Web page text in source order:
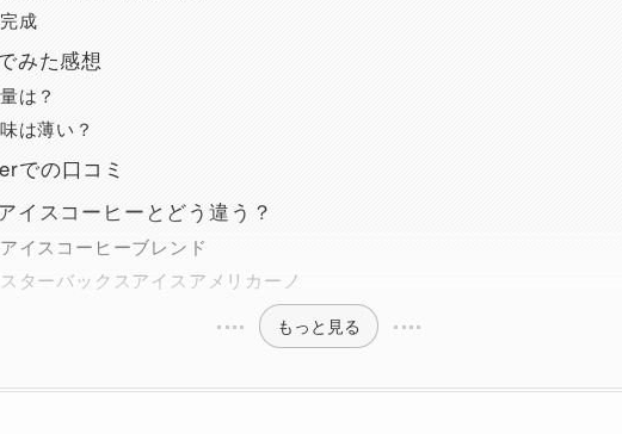
完成
みた感想
量は？
味は薄い？
での口コミ
イスコーヒーとどう違う？
アイスコーヒーブレンド
スターバックスアイスアメリカーノ
もっと見る